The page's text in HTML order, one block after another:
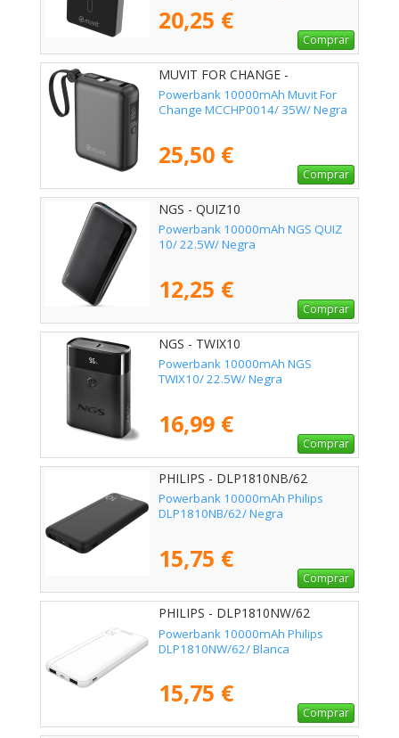
20,25 €
Comprar
MUVIT FOR CHANGE -
MCCHP0014
Powerbank 10000mAh Muvit For
Change MCCHP0014/ 35W/ Negra
25,50 €
Comprar
NGS - QUIZ10
Powerbank 10000mAh NGS QUIZ
10/ 22.5W/ Negra
12,25 €
Comprar
NGS - TWIX10
Powerbank 10000mAh NGS
TWIX10/ 22.5W/ Negra
16,99 €
Comprar
PHILIPS - DLP1810NB/62
Powerbank 10000mAh Philips
DLP1810NB/62/ Negra
15,75 €
Comprar
PHILIPS - DLP1810NW/62
Powerbank 10000mAh Philips
DLP1810NW/62/ Blanca
15,75 €
Comprar